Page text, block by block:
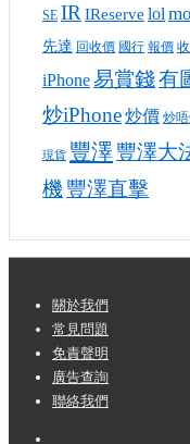
SE IRIReserve lol
先達 回收價 國行 報價
iPhone易賞錢有
炒iPhone炒價 炒
現貨 豐澤豐澤大
機 豐澤直擊
Footer
Menu
關於我們
常見問題
免責聲明
廣告查詢
聯絡我們